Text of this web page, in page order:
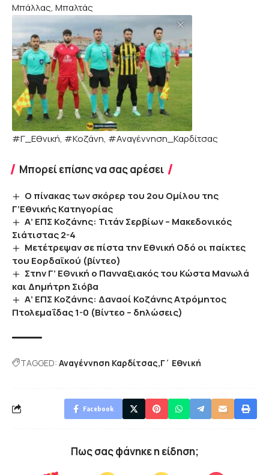
Μπάλλας, Μπαλτάς
#Γ_Εθνική, #Κοζάνη, #Αναγέννηση_Καρδίτσας
Μπορεί επίσης να σας αρέσει
Ο πίνακας των σκόρερ του 2ου Ομίλου της
Γ’Εθνικής Κατηγορίας
Α’ ΕΠΣ Κοζάνης: Τιτάν Σερβίων – Μακεδονικός
Σιάτιστας 2-4
Μετέτρεψαν σε πίστα την Εθνική Οδό οι παίκτες
του Εορδαϊκού (βίντεο)
Στην Γ’ ΕΘνική ο Πανναξιακός του Κώστα Μανωλά
και Δημήτρη Σιόβα
Α’ ΕΠΣ Κοζάνης: Δαναοί Κοζάνης Ατρόμητος
Πτολεμαΐδας 1-0 (Βίντεο – δηλώσεις)
TAGGED: Αναγέννηση Καρδίτσας Γ΄ Εθνική
Facebook
Πως σας φάνηκε η είδηση;